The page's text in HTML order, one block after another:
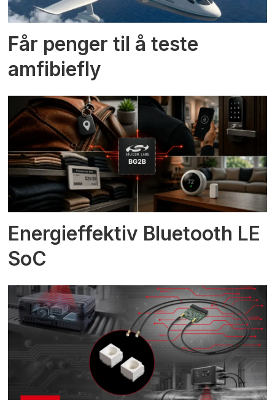
Får penger til å teste
amfibiefly
Energieffektiv Bluetooth LE
SoC